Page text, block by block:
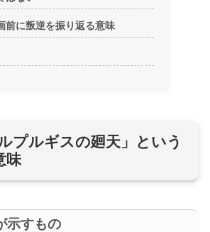
前に叛逆を振り返る意味
プルギスの廻天」という
味
示すもの